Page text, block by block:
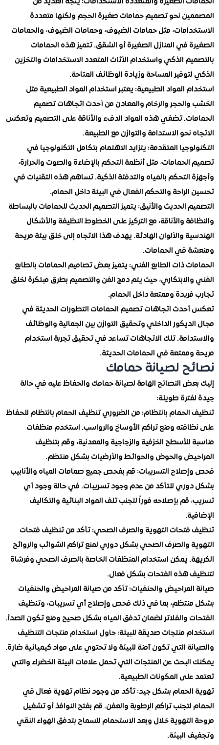
نحو تصميم حمامات صغيرة الحجم ولكنها متعددة
مثل حمامات الضيوف، وحمامات الضيوف، والحمامات
في المنازل الصغيرة أو الشقق. تتميز هذه الحمامات
الذكي واستخدام الأثاث المتعدد الاستخدامات والتخزين
المساحة وزيادة الوظائف المتاحة.
المواد الطبيعية: يعتبر استخدام المواد الطبيعية مثل
والرخام والمعادن من أحدث اتجاهات تصميم
تضفي هذه المواد الدفء والأناقة على التصميم وتعكس
نحو الاستدامة والتوازن مع الطبيعة.
المتقدمة: يتزايد الاهتمام بتكامل التكنولوجيا في
مثل أنظمة التحكم بالإضاءة والصوت والحرارة،
التحكم بالمياه والتدفئة الذكية. تساهم هذه التقنيات في
والتحكم الفعال في البيئة داخل الحمام.
الحديث والأنيق: يتميز التصميم الحديث للحمامات بالبساطة
والأناقة، مع التركيز على الخطوط النظيفة والأشكال
والألوان الهادئة. يهدف هذا الاتجاه إلى خلق بيئة مريحة
في الحمامات.
ذات الطابع الفني: يتميز بعض تصاميم الحمامات بالطابع
حيث يتم دمج الفن والتصميم بطرق مبتكرة لخلق
وممتعة داخل الحمام.
اتجاهات تصميم الحمامات التطورات الحديثة في
الداخلي وتحقيق التوازن بين الجمالية والوظائف
تلك الاتجاهات تساعد في تحقيق تجربة استخدام
في الحمامات الحديثة.
لصيانة حمامك
النصائح الهامة لصيانة حمامك والحفاظ عليه في حالة
طويلة:
بانتظام: من الضروري تنظيف الحمام بانتظام للحفاظ
ومنع تراكم الأوساخ والرواسب. استخدم منظفات
للأسطح الخزفية والزجاجية والمعدنية، وقم بتنظيف
والحوض والحوائط والأرضيات بشكل منتظم.
التسريبات: قم بفحص جميع صمامات المياه والأنابيب
للتأكد من عدم وجود تسريبات. في حالة وجود أي
قم بإصلاحه فوراً لتجنب تلف المواد البنائية والتكاليف
فتحات التهوية والصرف الصحي: تأكد من تنظيف فتحات
والصرف الصحي بشكل دوري لمنع تراكم الشوائب والروائح
يمكن استخدام المنظفات الخاصة بالصرف الصحي وفرشاة
هذه الفتحات بشكل فعال.
والحنفيات: تأكد من صيانة المراحيض والحنفيات
بما في ذلك فحص وإصلاح أي تسريبات، وتنظيف
والفلاتر لضمان تدفق المياه بشكل صحيح ومنع تكون الصدأ.
منتجات صديقة للبيئة: حاول استخدام منتجات التنظيف
التي تكون آمنة للبيئة ولا تحتوي على مواد كيميائية ضارة.
عن المنتجات التي تحمل علامات البيئة الخضراء والتي
المكونات الطبيعية.
بشكل جيد: تأكد من وجود نظام تهوية فعال في
لتجنب تراكم الرطوبة والعفن. قم بفتح النوافذ أو تشغيل
خلال وبعد الاستحمام للسماح بتدفق الهواء النقي
البيئة.